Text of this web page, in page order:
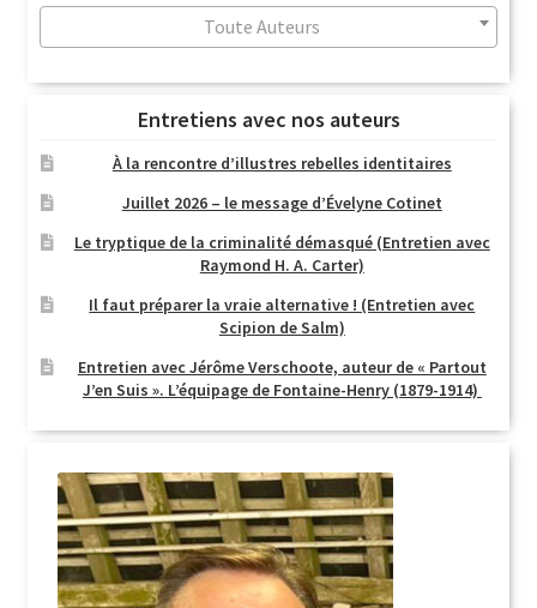
Toute Auteurs
Entretiens avec nos auteurs
À la rencontre d’illustres rebelles identitaires
Juillet 2026 – le message d’Évelyne Cotinet
Le tryptique de la criminalité démasqué (Entretien avec
Raymond H. A. Carter)
Il faut préparer la vraie alternative ! (Entretien avec
Scipion de Salm)
Entretien avec Jérôme Verschoote, auteur de « Partout
J’en Suis ». L’équipage de Fontaine-Henry (1879-1914)